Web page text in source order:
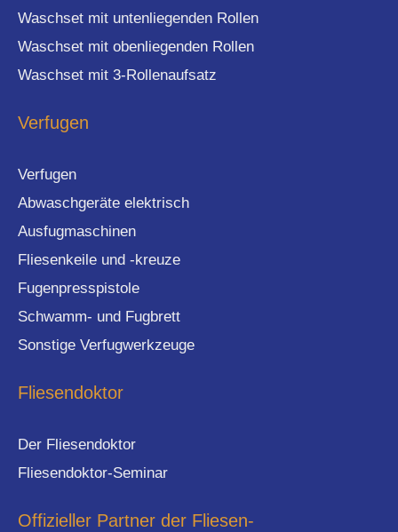
Waschset mit untenliegenden Rollen
Waschset mit obenliegenden Rollen
Waschset mit 3-Rollenaufsatz
Verfugen
Verfugen
Abwaschgeräte elektrisch
Ausfugmaschinen
Fliesenkeile und -kreuze
Fugenpresspistole
Schwamm- und Fugbrett
Sonstige Verfugwerkzeuge
Fliesendoktor
Der Fliesendoktor
Fliesendoktor-Seminar
Offizieller Partner der Fliesen-